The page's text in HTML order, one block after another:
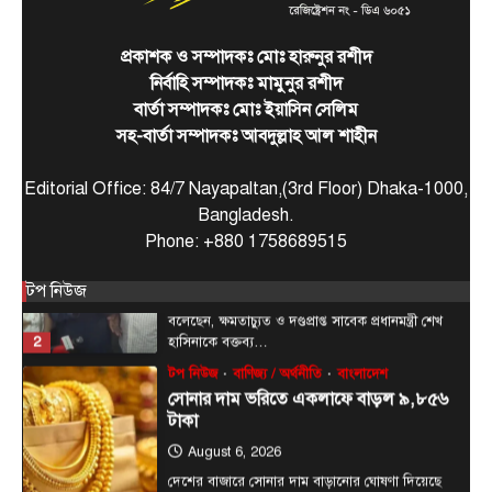
প্রকাশক ও সম্পাদকঃ মোঃ হারুনুর রশীদ
নির্বাহি সম্পাদকঃ মামুনুর রশীদ
বার্তা সম্পাদকঃ মোঃ ইয়াসিন সেলিম
সহ-বার্তা সম্পাদকঃ আবদুল্লাহ আল শাহীন
Editorial Office: 84/7 Nayapaltan,(3rd Floor) Dhaka-1000,
Bangladesh.
Phone: +880 1758689515
টপ নিউজ
রাজধানীর চারপাশের নদীদূষণ রোধে
August 6, 2026
রাজধানী ঢাকার চারপাশের নদীদূষণ রোধে কর্মপরিকল্পনা
তৈরির নির্দেশনা দিয়েছেন প্রধানমন্ত্রী তারেক রহমান। আজ
বৃহস্পতিবার (৬…
2
হাসিনাকে বক্তব্যের সুযোগ দিয়ে বাংলাদেশের
সার্বভৌমত্বকে অপমান করেছে ভারত
August 6, 2026
হাসিনাকে বক্তব্য…
টপ নিউজ বাণিজ্য / অর্থনীতি
সোনার দাম ভরিতে একলাফে বাড়ল ৯,৮৫৬
টাকা
August 6, 2026
দেশের বাজারে সোনার দাম বাড়ানোর ঘোষণা দিয়েছে
বাংলাদেশ জুয়েলার্স অ্যাসোসিয়েশন (বাজুস)। ভ্যাটসহ